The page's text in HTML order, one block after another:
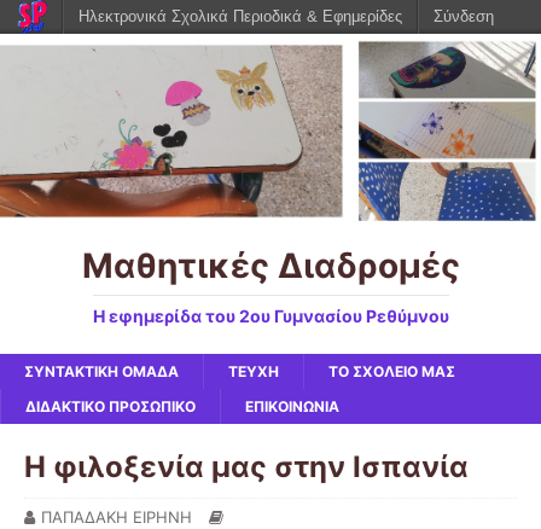
Μαθητικές Διαδρομές
Η εφημερίδα του 2ου Γυμνασίου Ρεθύμνου
ΣΥΝΤΑΚΤΙΚΗ ΟΜΑΔΑ ΤΕΥΧΗ
ΤΟ ΣΧΟΛΕΙΟ ΜΑΣ
ΔΙΔΑΚΤΙΚΟ ΠΡΟΣΩΠΙΚΟ
ΕΠΙΚΟΙΝΩΝΙΑ
Η φιλοξενία μας στην Ισπανία
ΠΑΠΑΔΑΚΗ ΕΙΡΗΝΗ
Ηλεκτρονικά Σχολικά Περιοδικά & Εφημερίδες Σύνδεση